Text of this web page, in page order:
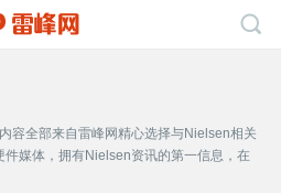
容全部来自雷峰网精心选择与Nielsen相关
件媒体，拥有Nielsen资讯的第一信息，在